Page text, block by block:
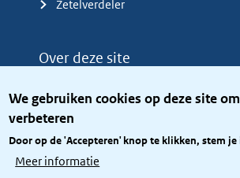
We gebruiken cookies op deze site
verbeteren
Door op de 'Accepteren' knop te klikken, stem
Meer informatie
Zetelverdeler
Over deze site
Privacy
Toegang site openbaar
Toegankelijkheid